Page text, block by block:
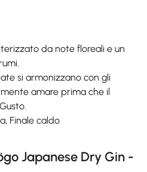
da note floreali e un
si armonizzano con gli
amare prima che il
Finale caldo
Japanese Dry Gin -